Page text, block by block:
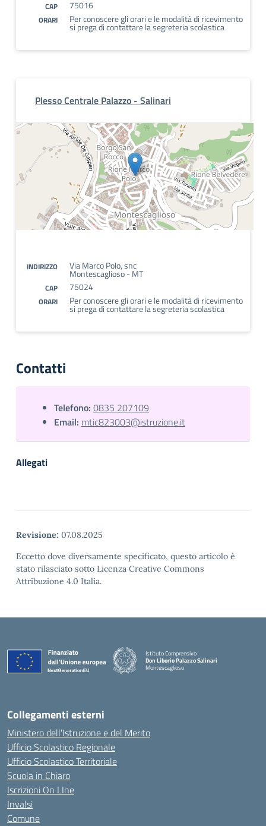
CAP 75016
ORARI Per conoscere gli orari e le modalità di ricevimento
si prega di contattare la segreteria scolastica
Plesso Centrale Palazzo - Salinari
INDIRIZZO Via Marco Polo, snc
Montescaglioso - MT
CAP 75024
ORARI Per conoscere gli orari e le modalità di ricevimento
si prega di contattare la segreteria scolastica
Contatti
Telefono: 0835 207109
Email: mtic823003@istruzione.it
Allegati
Revisione: 07.08.2025
Eccetto dove diversamente specificato, questo articolo è
stato rilasciato sotto Licenza Creative Commons
Attribuzione 4.0 Italia.
Istituto Comprensivo
Don Liborio Palazzo Salinari
Montescaglioso
Collegamenti esterni
Ministero dell'Istruzione e del Merito
Ufficio Scolastico Regionale
Ufficio Scolastico Territoriale
Scuola in Chiaro
Iscrizioni On LIne
Invalsi
Comune